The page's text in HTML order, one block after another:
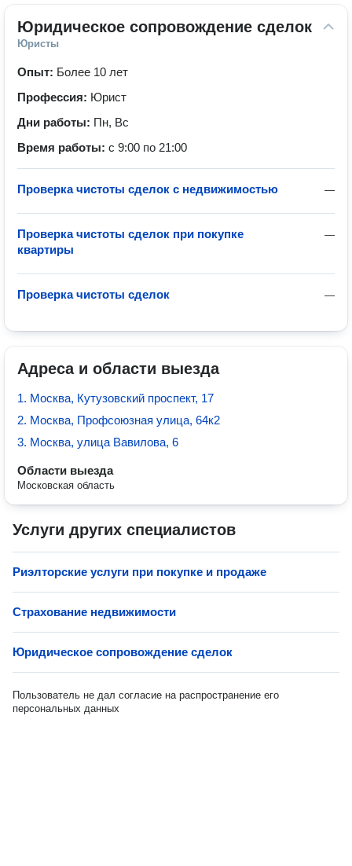
Юридическое сопровождение сделок
Юристы
Опыт: Более 10 лет
Профессия: Юрист
Дни работы: Пн, Вс
Время работы: с 9:00 по 21:00
—
Проверка чистоты сделок с недвижимостью
—
Проверка чистоты сделок при покупке
квартиры
—
Проверка чистоты сделок
Адреса и области выезда
1. Москва, Кутузовский проспект, 17
2. Москва, Профсоюзная улица, 64к2
3. Москва, улица Вавилова, 6
Области выезда
Московская область
Услуги других специалистов
Риэлторские услуги при покупке и продаже
Страхование недвижимости
Юридическое сопровождение сделок
Пользователь не дал согласие на распространение его
персональных данных